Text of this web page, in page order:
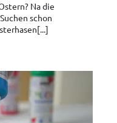
Na die
schon